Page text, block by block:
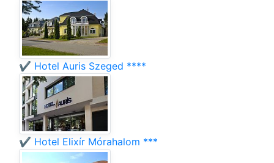
✔️ Hotel Auris Szeged ****
✔️ Hotel Elixír Mórahalom ***